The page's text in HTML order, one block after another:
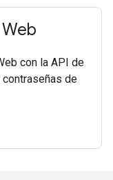
con la API de
contraseñas de